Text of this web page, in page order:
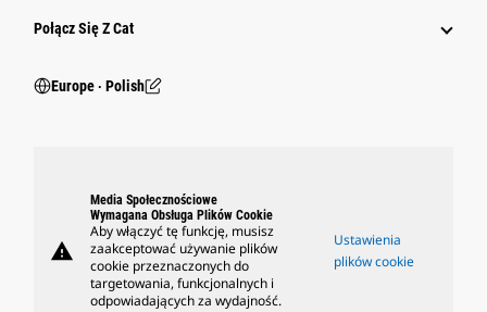
Połącz Się Z Cat
Europe ‧ Polish
warning
Media Społecznościowe
Wymagana Obsługa Plików Cookie
Aby włączyć tę funkcję, musisz
zaakceptować używanie plików
cookie przeznaczonych do
targetowania, funkcjonalnych i
odpowiadających za wydajność.
Ustawienia
plików cookie